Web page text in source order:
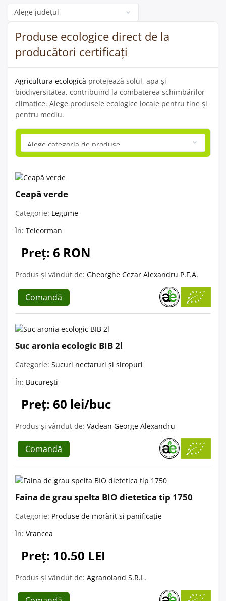
Categorie
Produse ecologice direct de la
producători certificați
Agricultura ecologică protejează solul, apa și
biodiversitatea, contribuind la combaterea schimbărilor
climatice. Alege produsele ecologice locale pentru tine și
pentru mediu.
Ceapă verde
Categorie: Legume
În: Teleorman
Preț: 6 RON
Produs și vândut de: Gheorghe Cezar Alexandru P.F.A.
Comandă
Suc aronia ecologic BIB 2l
Categorie: Sucuri nectaruri și siropuri
În: București
Preț: 60 lei/buc
Produs și vândut de: Vadean George Alexandru
Comandă
Faina de grau spelta BIO dietetica tip 1750
Categorie: Produse de morărit și panificație
În: Vrancea
Preț: 10.50 LEI
Produs și vândut de: Agranoland S.R.L.